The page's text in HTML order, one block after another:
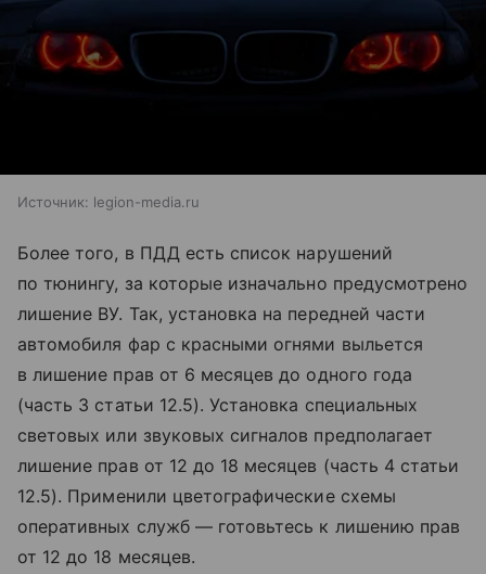
Источник: legion-media.ru
Более того, в ПДД есть список нарушений
по тюнингу, за которые изначально предусмотрено
лишение ВУ. Так, установка на передней части
автомобиля фар с красными огнями выльется
в лишение прав от 6 месяцев до одного года
(часть 3 статьи 12.5). Установка специальных
световых или звуковых сигналов предполагает
лишение прав от 12 до 18 месяцев (часть 4 статьи
12.5). Применили цветографические схемы
оперативных служб — готовьтесь к лишению прав
от 12 до 18 месяцев.